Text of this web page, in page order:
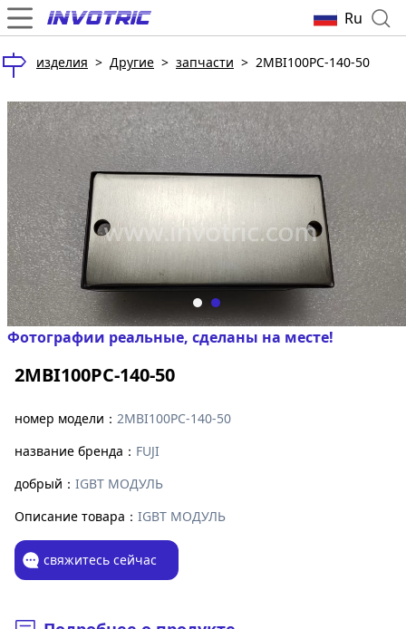
Ru
изделия > Другие > запчасти > 2MBI100PC-140-50
Фотографии реальные, сделаны на месте!
2MBI100PC-140-50
номер модели： 2MBI100PC-140-50
название бренда： FUJI
добрый： IGBT МОДУЛЬ
Описание товара： IGBT МОДУЛЬ
свяжитесь сейчас